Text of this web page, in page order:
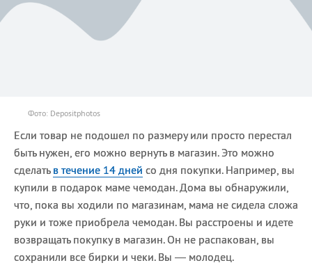
Фото: Depositphotos
Если товар не подошел по размеру или просто перестал
быть нужен, его можно вернуть в магазин. Это можно
сделать в течение 14 дней со дня покупки. Например, вы
купили в подарок маме чемодан. Дома вы обнаружили,
что, пока вы ходили по магазинам, мама не сидела сложа
руки и тоже приобрела чемодан. Вы расстроены и идете
возвращать покупку в магазин. Он не распакован, вы
сохранили все бирки и чеки. Вы — молодец.